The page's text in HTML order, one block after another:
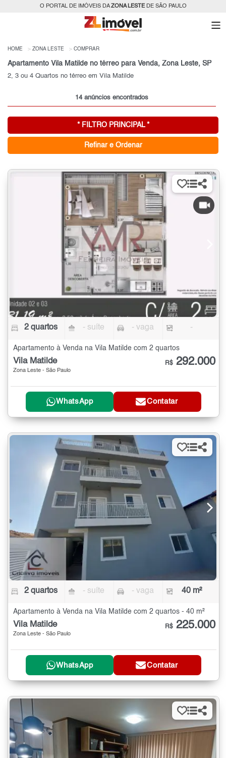
O PORTAL DE IMÓVEIS DAZONA LESTEDE SÃO PAULO
HOME ZONA LESTE COMPRAR
Apartamento Vila Matilde no térreo para Venda, Zona Leste, SP
2, 3 ou 4 Quartos no térreo em Vila Matilde
14 anúncios encontrados
* FILTRO PRINCIPAL *
Refinar e Ordenar
2 quartos - suíte - vaga -
Apartamento à Venda na Vila Matilde com 2 quartos
Vila Matilde
Zona Leste - São Paulo
R$ 292.000
WhatsApp Contatar
2 quartos - suíte - vaga 40 m²
Apartamento à Venda na Vila Matilde com 2 quartos - 40 m²
Vila Matilde
Zona Leste - São Paulo
R$ 225.000
WhatsApp Contatar